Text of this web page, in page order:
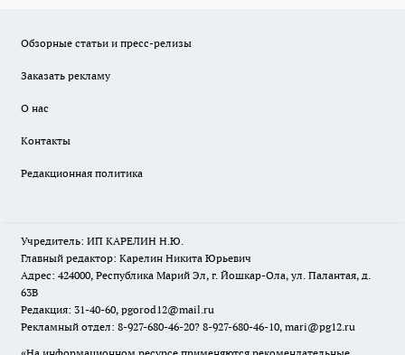
Обзорные статьи и пресс-релизы
Заказать рекламу
О нас
Контакты
Редакционная политика
Учредитель: ИП КАРЕЛИН Н.Ю.
Главный редактор: Карелин Никита Юрьевич
Адрес: 424000, Республика Марий Эл, г. Йошкар-Ола, ул. Палантая, д.
63В
Редакция: 31-40-60, pgorod12@mail.ru
Рекламный отдел: 8-927-680-46-20? 8-927-680-46-10, mari@pg12.ru